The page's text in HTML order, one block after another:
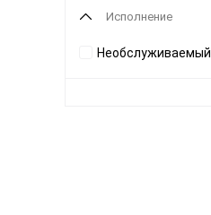
Исполнение
Необслуживаемый